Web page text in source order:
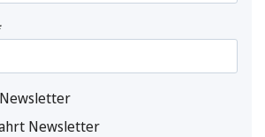
Newsletter